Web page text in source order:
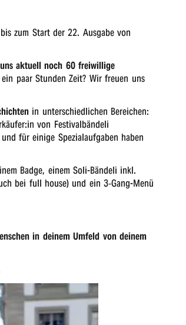
zum Start der 22. Ausga­be von
aktu­ell noch 60 frei­wil­li­ge
paar Stun­den Zeit? Wir freu­en uns
in unter­schied­li­chen Berei­chen:
von Festi­val­bän­de­li
für eini­ge Spezi­al­auf­ga­ben haben
Badge, einem Soli-Bände­li inkl.
bei full house) und ein 3‑Gang-Menü
in deinem Umfeld von deinem